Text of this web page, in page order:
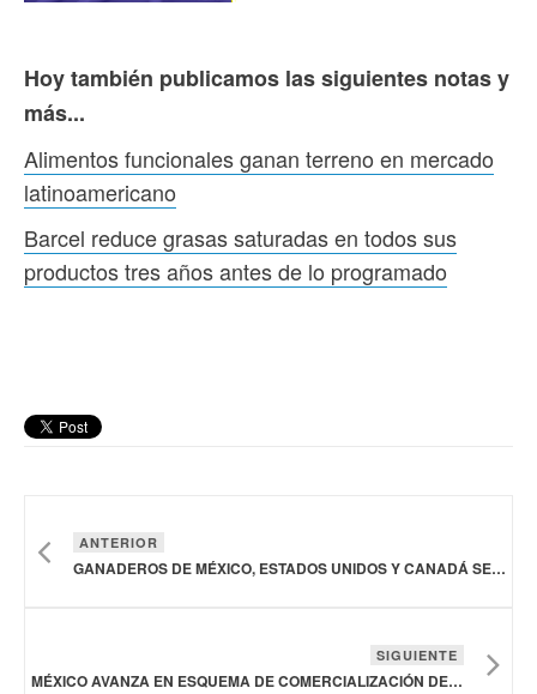
Hoy también publicamos las siguientes notas y
más...
Alimentos funcionales ganan terreno en mercado
latinoamericano
Barcel reduce grasas saturadas en todos sus
productos tres años antes de lo programado
ANTERIOR
GANADEROS DE MÉXICO, ESTADOS UNIDOS Y CANADÁ SE MUESTRAN PREOCUPADOS POR LA COMPETENCIA BRASILEÑA
SIGUIENTE
MÉXICO AVANZA EN ESQUEMA DE COMERCIALIZACIÓN DE TRIGO CRISTALINO OI 2023/24